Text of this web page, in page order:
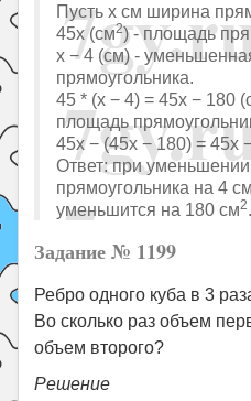
Пусть x см ширина
45x (см2) - площадь
x − 4 (см) -
прямоугольника.
45 * (x − 4) = 45x − 180
площадь
45x − (45x − 180) = 45x
Ответ: при
прямоугольника на 4
уменьшится на 180 см2.
Задание № 1199
Ребро одного куба в 3
Во сколько раз объем
объем второго?
Решение